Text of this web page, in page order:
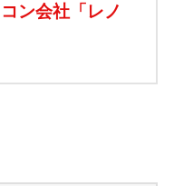
ン会社「レノ